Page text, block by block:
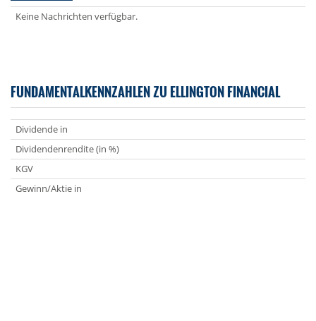
Keine Nachrichten verfügbar.
FUNDAMENTALKENNZAHLEN ZU ELLINGTON FINANCIAL
Dividende in
Dividendenrendite (in %)
KGV
Gewinn/Aktie in